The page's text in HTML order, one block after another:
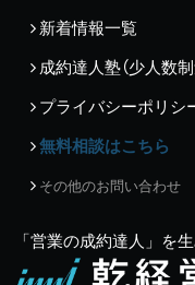
新着情報一覧
成約達人塾（少人数制
プライバシーポリシ
無料相談はこちら
その他のお問い合わせ
「営業の成約達人」を